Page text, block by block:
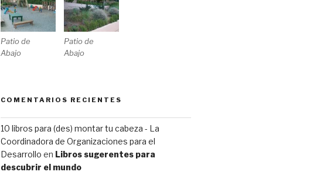
Patio de
Abajo
Patio de
Abajo
COMENTARIOS RECIENTES
10 libros para (des) montar tu cabeza - La
Coordinadora de Organizaciones para el
Desarrollo en Libros sugerentes para
descubrir el mundo